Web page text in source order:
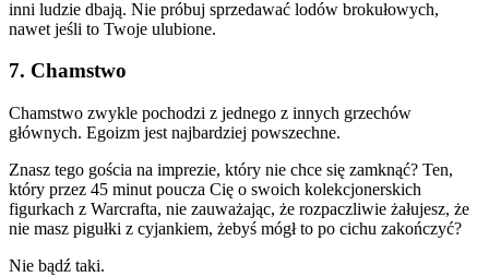
inni ludzie dbają. Nie próbuj sprzedawać lodów brokułowych,
nawet jeśli to Twoje ulubione.
7. Chamstwo
Chamstwo zwykle pochodzi z jednego z innych grzechów
głównych. Egoizm jest najbardziej powszechne.
Znasz tego gościa na imprezie, który nie chce się zamknąć? Ten,
który przez 45 minut poucza Cię o swoich kolekcjonerskich
figurkach z Warcrafta, nie zauważając, że rozpaczliwie żałujesz, że
nie masz pigułki z cyjankiem, żebyś mógł to po cichu zakończyć?
Nie bądź taki.